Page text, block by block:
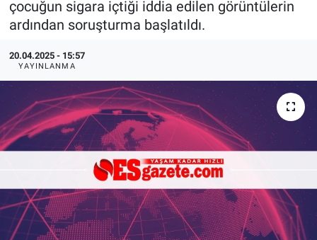
çocuğun sigara içtiği iddia edilen görüntülerin
ardından soruşturma başlatıldı.
20.04.2025 - 15:57
YAYINLANMA
Sağlık
Alış-Veriş/İş dünyası
Ekonomi
Kültür Sanat
Politika
Bilecik
Gezi
Haber Arşivi